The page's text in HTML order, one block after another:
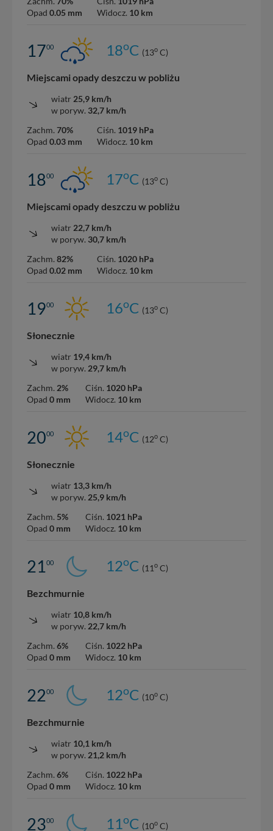
Opad 0.05 mm
Widocz. 10 km
1700 18oC (13o C)
Miejscami opady deszczu w pobliżu
wiatr 25,9 km/h
w poryw. 32,7 km/h
Zachm. 70%
Opad 0.03 mm
Ciśn. 1019 hPa
Widocz. 10 km
1800 17oC (13o C)
Miejscami opady deszczu w pobliżu
wiatr 22,7 km/h
w poryw. 30,7 km/h
Zachm. 82%
Opad 0.02 mm
Ciśn. 1020 hPa
Widocz. 10 km
1900 16oC (13o C)
Słonecznie
wiatr 19,4 km/h
w poryw. 29,7 km/h
Zachm. 2%
Opad 0 mm
Ciśn. 1020 hPa
Widocz. 10 km
2000 14oC (12o C)
Słonecznie
wiatr 13,3 km/h
w poryw. 25,9 km/h
Zachm. 5%
Opad 0 mm
Ciśn. 1021 hPa
Widocz. 10 km
2100 12oC (11o C)
Bezchmurnie
wiatr 10,8 km/h
w poryw. 22,7 km/h
Zachm. 6%
Opad 0 mm
Ciśn. 1022 hPa
Widocz. 10 km
2200 12oC (10o C)
Bezchmurnie
wiatr 10,1 km/h
w poryw. 21,2 km/h
Zachm. 6%
Opad 0 mm
Ciśn. 1022 hPa
Widocz. 10 km
2300 11oC (10o C)